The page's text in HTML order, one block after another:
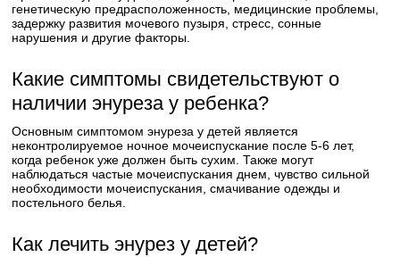
генетическую предрасположенность, медицинские проблемы,
задержку развития мочевого пузыря, стресс, сонные
нарушения и другие факторы.
Какие симптомы свидетельствуют о
наличии энуреза у ребенка?
Основным симптомом энуреза у детей является
неконтролируемое ночное мочеиспускание после 5-6 лет,
когда ребенок уже должен быть сухим. Также могут
наблюдаться частые мочеиспускания днем, чувство сильной
необходимости мочеиспускания, смачивание одежды и
постельного белья.
Как лечить энурез у детей?